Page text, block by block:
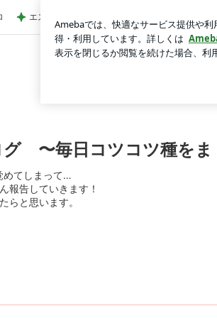
康茶ビンゴ | yumaの懸賞ブログ 〜毎
エステの施術で減った体重への疑問
〜毎日コツコツ種をま
めてしまって…
報告していきます！
らと思います。